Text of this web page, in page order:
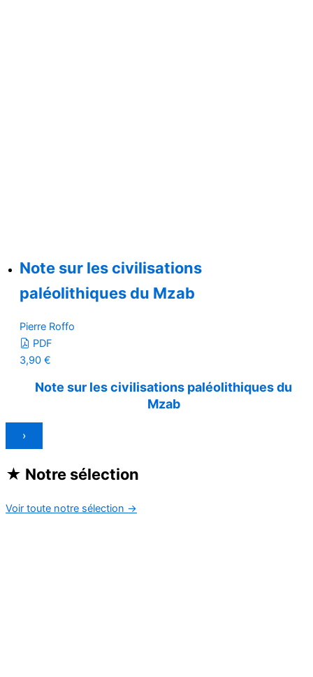
Note sur les civilisations
paléolithiques du Mzab
Pierre Roffo
PDF
3,90 €
Note sur les civilisations paléolithiques du
Mzab
›
★ Notre sélection
Voir toute notre sélection →